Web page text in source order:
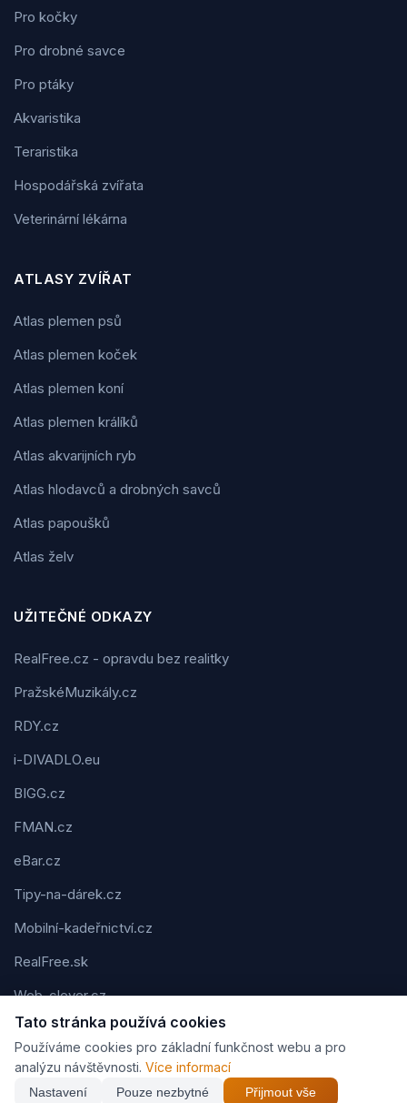
Pro kočky
Pro drobné savce
Pro ptáky
Akvaristika
Teraristika
Hospodářská zvířata
Veterinární lékárna
ATLASY ZVÍŘAT
Atlas plemen psů
Atlas plemen koček
Atlas plemen koní
Atlas plemen králíků
Atlas akvarijních ryb
Atlas hlodavců a drobných savců
Atlas papoušků
Atlas želv
UŽITEČNÉ ODKAZY
RealFree.cz - opravdu bez realitky
PražskéMuzikály.cz
RDY.cz
i-DIVADLO.eu
BIGG.cz
FMAN.cz
eBar.cz
Tipy-na-dárek.cz
Mobilní-kadeřnictví.cz
RealFree.sk
Web-clever.cz
Kvízov.cz
Karavaning.net
CVčko.eu
Tato stránka používá cookies
Používáme cookies pro základní funkčnost webu a pro
analýzu návštěvnosti. Více informací
Nastavení Pouze nezbytné Přijmout vše